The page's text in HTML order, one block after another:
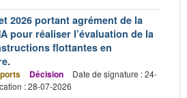
2026 portant agrément de la
pour réaliser l’évaluation de la
flottantes en
Décision
Date de signature : 24-
: 28-07-2026